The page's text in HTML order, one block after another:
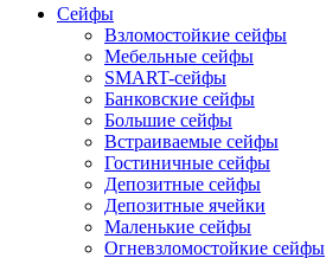
Сейфы
Взломостойкие сейфы
Мебельные сейфы
SMART-сейфы
Банковские сейфы
Большие сейфы
Встраиваемые сейфы
Гостиничные сейфы
Депозитные сейфы
Депозитные ячейки
Маленькие сейфы
Огневзломостойкие сейфы